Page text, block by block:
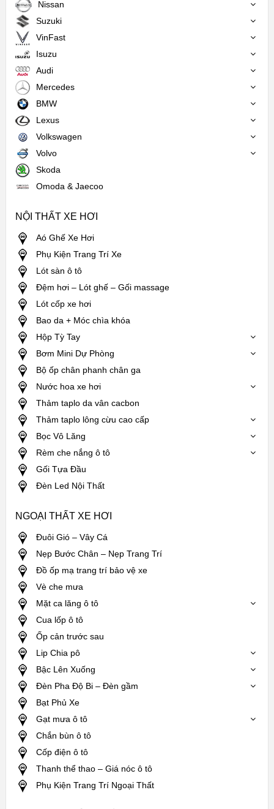
Nissan
Suzuki
VinFast
Isuzu
Audi
Mercedes
BMW
Lexus
Volkswagen
Volvo
Skoda
Omoda & Jaecoo
NỘI THẤT XE HƠI
Aó Ghế Xe Hơi
Phụ Kiện Trang Trí Xe
Lót sàn ô tô
Đệm hơi – Lót ghế – Gối massage
Lót cốp xe hơi
Bao da + Móc chìa khóa
Hộp Tỳ Tay
Bơm Mini Dự Phòng
Bộ ốp chân phanh chân ga
Nước hoa xe hơi
Thảm taplo da vân cacbon
Thảm taplo lông cừu cao cấp
Bọc Vô Lăng
Rèm che nắng ô tô
Gối Tựa Đầu
Đèn Led Nội Thất
NGOẠI THẤT XE HƠI
Đuôi Gió – Vây Cá
Nẹp Bước Chân – Nẹp Trang Trí
Đồ ốp mạ trang trí bảo vệ xe
Vè che mưa
Mặt ca lăng ô tô
Cua lốp ô tô
Ốp cản trước sau
Lip Chia pô
Bậc Lên Xuống
Đèn Pha Độ Bi – Đèn gầm
Bạt Phủ Xe
Gạt mưa ô tô
Chắn bùn ô tô
Cốp điện ô tô
Thanh thể thao – Giá nóc ô tô
Phụ Kiện Trang Trí Ngoại Thất